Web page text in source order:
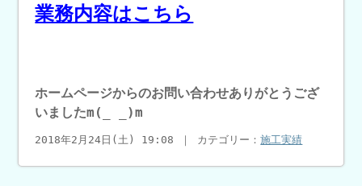
業務内容はこちら
ホームページからのお問い合わせありがとうござ
いましたm(_ _)m
2018年2月24日(土) 19:08 ｜ カテゴリー：施工実績